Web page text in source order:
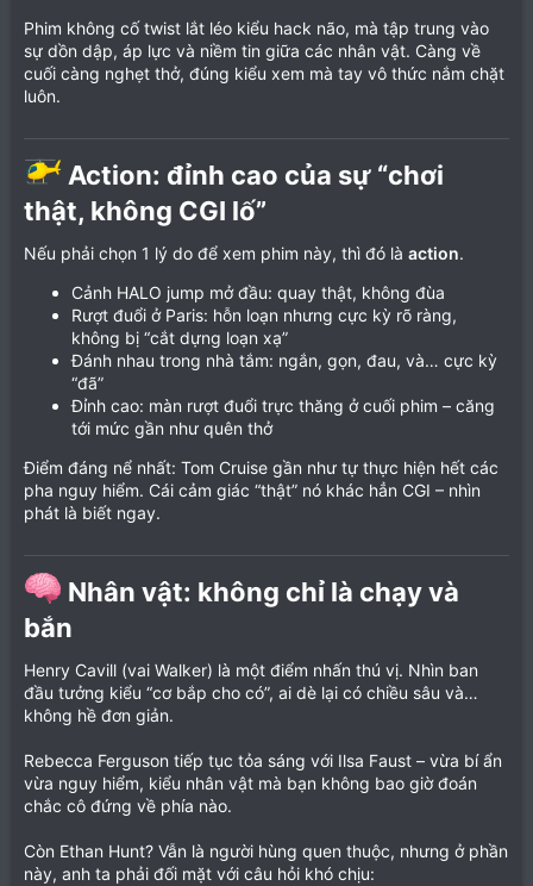
Phim không cố twist lắt léo kiểu hack não, mà tập trung vào
sự dồn dập, áp lực và niềm tin giữa các nhân vật. Càng về
cuối càng nghẹt thở, đúng kiểu xem mà tay vô thức nắm chặt
luôn.
Action: đỉnh cao của sự “chơi
thật, không CGI lố”​
Nếu phải chọn 1 lý do để xem phim này, thì đó là action.
Cảnh HALO jump mở đầu: quay thật, không đùa
Rượt đuổi ở Paris: hỗn loạn nhưng cực kỳ rõ ràng,
không bị “cắt dựng loạn xạ”
Đánh nhau trong nhà tắm: ngắn, gọn, đau, và… cực kỳ
“đã”
Đỉnh cao: màn rượt đuổi trực thăng ở cuối phim – căng
tới mức gần như quên thở
Điểm đáng nể nhất: Tom Cruise gần như tự thực hiện hết các
pha nguy hiểm. Cái cảm giác “thật” nó khác hẳn CGI – nhìn
phát là biết ngay.
Nhân vật: không chỉ là chạy và
bắn​
Henry Cavill (vai Walker) là một điểm nhấn thú vị. Nhìn ban
đầu tưởng kiểu “cơ bắp cho có”, ai dè lại có chiều sâu và…
không hề đơn giản.
Rebecca Ferguson tiếp tục tỏa sáng với Ilsa Faust – vừa bí ẩn
vừa nguy hiểm, kiểu nhân vật mà bạn không bao giờ đoán
chắc cô đứng về phía nào.
Còn Ethan Hunt? Vẫn là người hùng quen thuộc, nhưng ở phần
này, anh ta phải đối mặt với câu hỏi khó chịu: